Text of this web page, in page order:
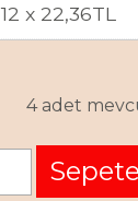
12 x 22,36TL
4 adet